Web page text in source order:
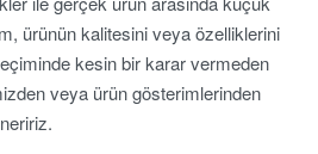
ürünün kalitesini veya özelliklerini
kesin bir karar vermeden
veya ürün gösterimlerinden